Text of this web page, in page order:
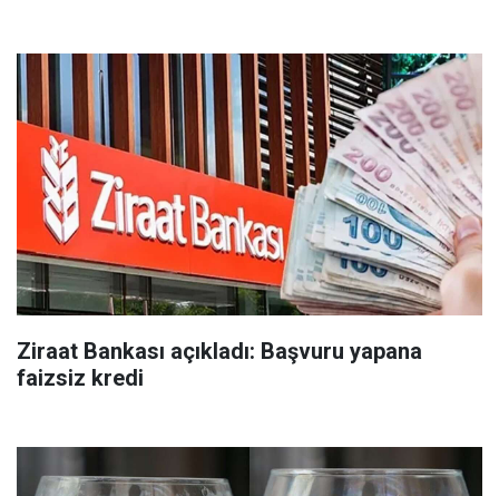
Ziraat Bankası açıkladı: Başvuru yapana
faizsiz kredi